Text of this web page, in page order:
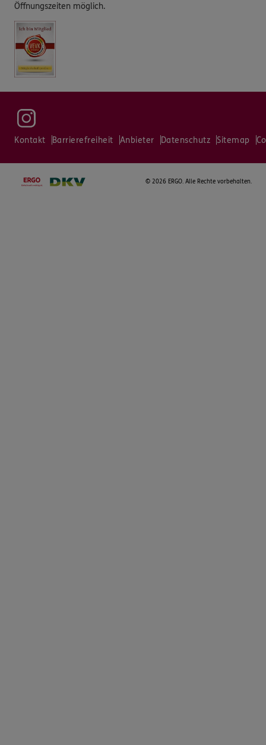
Öffnungszeiten möglich.
Kontakt Barrierefreiheit Anbieter Datenschutz Sitemap
© 2026 ERGO. Alle Rechte vorbehalten.